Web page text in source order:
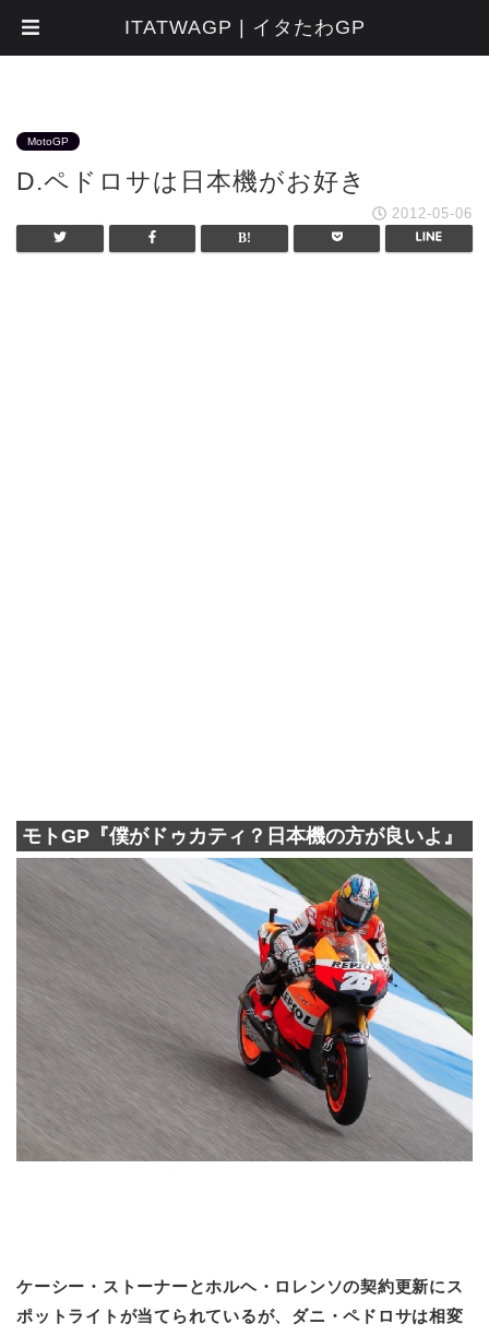
MotoGP
D.ペドロサは日本機がお好き
2012-05-06
モトGP『僕がドゥカティ？日本機の方が良いよ』
ケーシー・ストーナーとホルヘ・ロレンソの契約更新にス
ポットライトが当てられているが、ダニ・ペドロサは相変
ITATWAGP | イタたわGP